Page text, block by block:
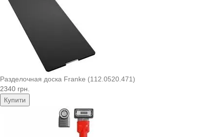
Разделочная доска Franke (112.0520.471)
2340 грн.
Купити